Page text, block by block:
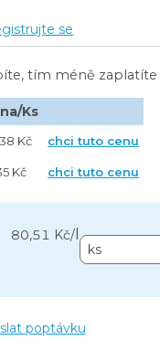
80,51 Kč/
se
tím méně zaplatíte
Ks
Kč chci tuto cenu
Kč chci tuto cenu
poptávku